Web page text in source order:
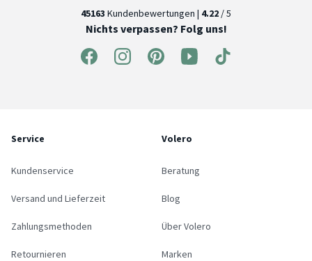
45163 Kundenbewertungen | 4.22 / 5
Nichts verpassen? Folg uns!
Service
Kundenservice
Versand und Lieferzeit
Zahlungsmethoden
Retournieren
Volero
Beratung
Blog
Über Volero
Marken